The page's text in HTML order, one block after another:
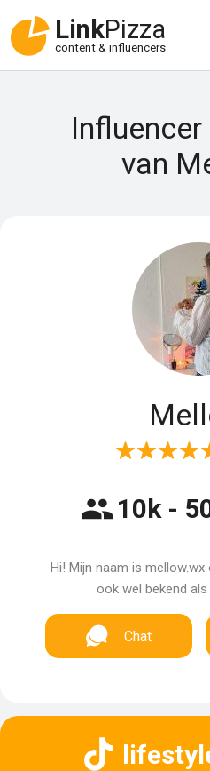
LinkPizza
content & influencers
van
10k -
Hi! Mijn naam is
ook wel bekend
Chat